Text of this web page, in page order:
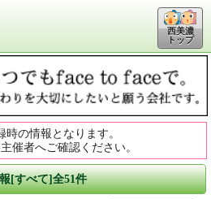
西美濃
トップ
時の情報となります。
催者へご確認ください。
報[すべて]全51件